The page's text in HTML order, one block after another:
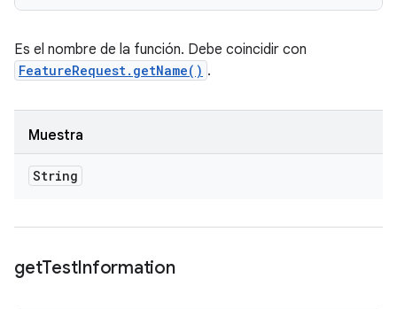
Es el nombre de la función. Debe coincidir con
FeatureRequest.getName() .
Muestra
String
getTestInformation